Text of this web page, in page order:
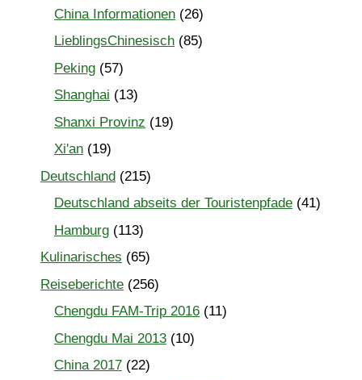
China Informationen (26)
LieblingsChinesisch (85)
Peking (57)
Shanghai (13)
Shanxi Provinz (19)
Xi'an (19)
Deutschland (215)
Deutschland abseits der Touristenpfade (41)
Hamburg (113)
Kulinarisches (65)
Reiseberichte (256)
Chengdu FAM-Trip 2016 (11)
Chengdu Mai 2013 (10)
China 2017 (22)